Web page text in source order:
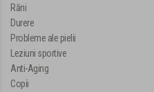
Răni
Durere
Probleme ale pielii
Leziuni sportive
Anti-Aging
Copii